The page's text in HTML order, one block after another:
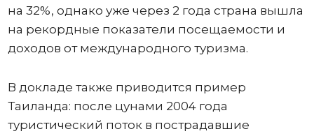
на 32%, однако уже через 2 года страна вышла
на рекордные показатели посещаемости и
доходов от международного туризма.
В докладе также приводится пример
Таиланда: после цунами 2004 года
туристический поток в пострадавшие